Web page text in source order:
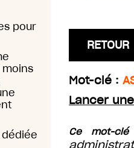
pour
moins
RETOUR
Mot-clé :
Lancer
Ce mot-